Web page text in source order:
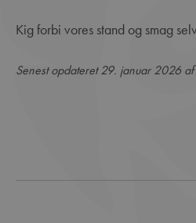
Kig forbi vores stand og smag
Senest opdateret 29. januar 2026